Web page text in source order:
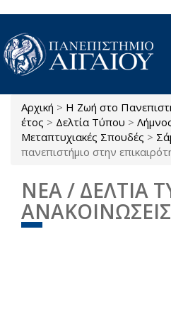
Παράκαμψη προς το κυρίως
Είστε εδώ
Αρχική > Η Ζωή στο
έτος > Δελτία Τύπου >
Μεταπτυχιακές Σπουδές >
πανεπιστήμιο στην
ΝΕΑ / ΔΕΛΤΙΑ
ΑΝΑΚΟΙΝΩΣΕΙΣ